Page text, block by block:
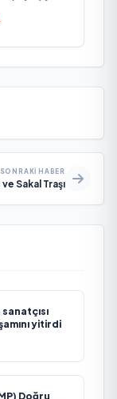
SONRAKI HABER
Sakal Traşı
yitirdi
Doğru